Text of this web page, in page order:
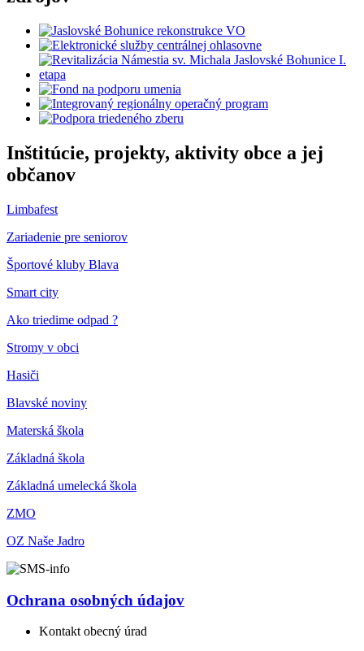
Inštitúcie, projekty, aktivity obce a jej
občanov
Limbafest
Zariadenie pre seniorov
Športové kluby Blava
Smart city
Ako triedime odpad ?
Stromy v obci
Hasiči
Blavské noviny
Materská škola
Základná škola
Základná umelecká škola
ZMO
OZ Naše Jadro
Ochrana osobných údajov
Kontakt obecný úrad